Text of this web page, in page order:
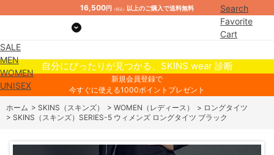
16,500円 （税込） 以上のご購入で送料無料
Search
Favorite
Cart
SALE
MEN
WOMEN
UNISEX
自分にぴったりが見つかる、SKINS wear 診断
新規会員登録で
今すぐに使える1000ポイントプレゼント
ホーム > SKINS（スキンズ） > WOMEN（レディース） > ロングタイツ
> SKINS（スキンズ）SERIES-5 ウィメンズ ロングタイツ ブラック